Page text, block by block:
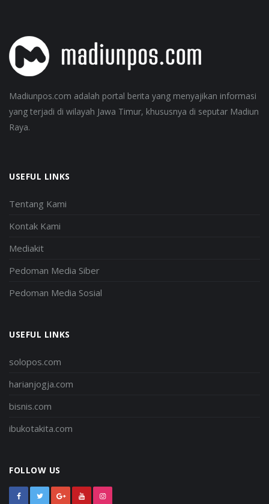
Madiunpos.com adalah portal berita yang menyajikan informasi
yang terjadi di wilayah Jawa Timur, khususnya di seputar Madiun
Raya.
USEFUL LINKS
Tentang Kami
Kontak Kami
Mediakit
Pedoman Media Siber
Pedoman Media Sosial
USEFUL LINKS
solopos.com
harianjogja.com
bisnis.com
ibukotakita.com
FOLLOW US